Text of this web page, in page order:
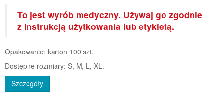
To jest wyrób medyczny. Używaj go zgodnie
z instrukcją użytkowania lub etykietą.
Opakowanie: karton 100 szt.
Dostępne rozmiary: S, M, L, XL.
Szczegóły